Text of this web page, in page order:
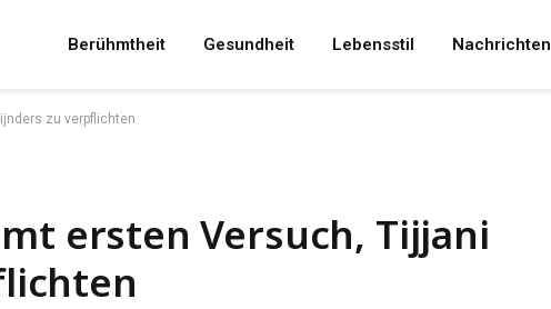
Berühmtheit Gesundheit Lebensstil Nachrichten
zu verpflichten
ersten Versuch, Tijjani